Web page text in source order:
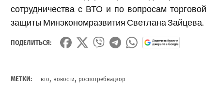
сотрудничества с ВТО и по вопросам торговой
защиты Минэкономразвития Светлана Зайцева.
ПОДЕЛИТЬСЯ:
МЕТКИ: вто, новости, роспотребнадзор